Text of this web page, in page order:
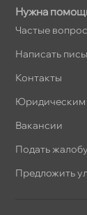
Нужна
Частые
Написать
Контакты
Юридическим
акансии
Подать жалобу
Предложить